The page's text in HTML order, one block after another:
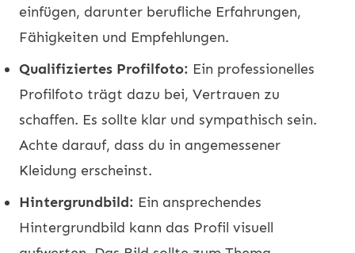
einfügen, darunter berufliche Erfahrungen,
Fähigkeiten und Empfehlungen.
Qualifiziertes Profilfoto: Ein professionelles
Profilfoto trägt dazu bei, Vertrauen zu
schaffen. Es sollte klar und sympathisch sein.
Achte darauf, dass du in angemessener
Kleidung erscheinst.
Hintergrundbild: Ein ansprechendes
Hintergrundbild kann das Profil visuell